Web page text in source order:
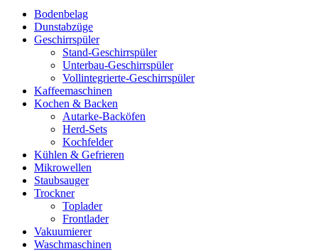
Bodenbelag
Dunstabzüge
Geschirrspüler
Stand-Geschirrspüler
Unterbau-Geschirrspüler
Vollintegrierte-Geschirrspüler
Kaffeemaschinen
Kochen & Backen
Autarke-Backöfen
Herd-Sets
Kochfelder
Kühlen & Gefrieren
Mikrowellen
Staubsauger
Trockner
Toplader
Frontlader
Vakuumierer
Waschmaschinen